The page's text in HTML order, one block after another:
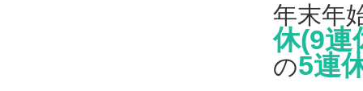
年末年
休(9連
の5連